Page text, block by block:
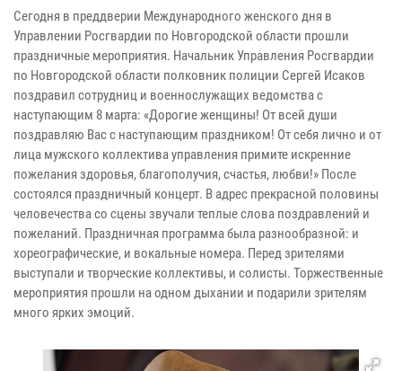
Сегодня в преддверии Международного женского дня в
Управлении Росгвардии по Новгородской области прошли
праздничные мероприятия. Начальник Управления Росгвардии
по Новгородской области полковник полиции Сергей Исаков
поздравил сотрудниц и военнослужащих ведомства с
наступающим 8 марта: «Дорогие женщины! От всей души
поздравляю Вас с наступающим праздником! От себя лично и от
лица мужского коллектива управления примите искренние
пожелания здоровья, благополучия, счастья, любви!» После
состоялся праздничный концерт. В адрес прекрасной половины
человечества со сцены звучали теплые слова поздравлений и
пожеланий. Праздничная программа была разнообразной: и
хореографические, и вокальные номера. Перед зрителями
выступали и творческие коллективы, и солисты. Торжественные
мероприятия прошли на одном дыхании и подарили зрителям
много ярких эмоций.